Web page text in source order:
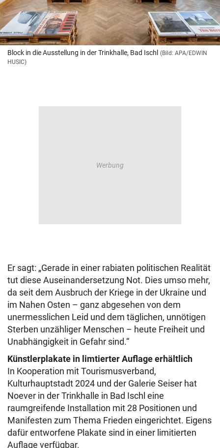
Block in die Ausstellung in der Trinkhalle, Bad Ischl (Bild: APA/EDWIN
HUSIC)
Er sagt: „Gerade in einer rabiaten politischen Realität
tut diese Auseinandersetzung Not. Dies umso mehr,
da seit dem Ausbruch der Kriege in der Ukraine und
im Nahen Osten – ganz abgesehen von dem
unermesslichen Leid und dem täglichen, unnötigen
Sterben unzähliger Menschen – heute Freiheit und
Unabhängigkeit in Gefahr sind.“
Künstlerplakate in limtierter Auflage erhältlich
In Kooperation mit Tourismusverband,
Kulturhauptstadt 2024 und der Galerie Seiser hat
Noever in der Trinkhalle in Bad Ischl eine
raumgreifende Installation mit 28 Positionen und
Manifesten zum Thema Frieden eingerichtet. Eigens
dafür entworfene Plakate sind in einer limitierten
Auflage verfügbar.